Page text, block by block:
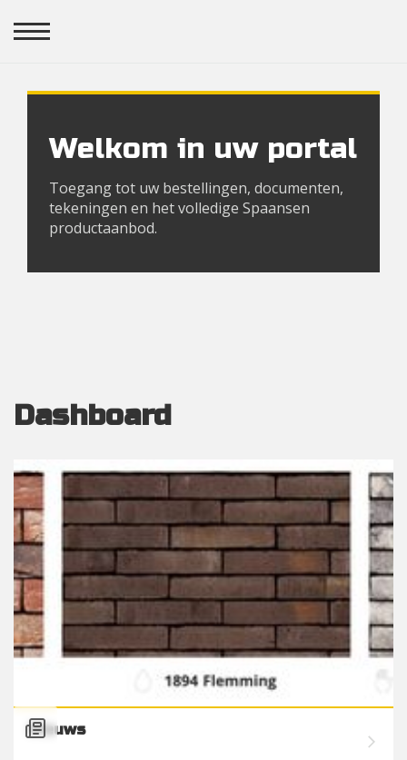
Welkom in uw portal
Toegang tot uw bestellingen, documenten,
tekeningen en het volledige Spaansen
productaanbod.
Dashboard
Nieuws